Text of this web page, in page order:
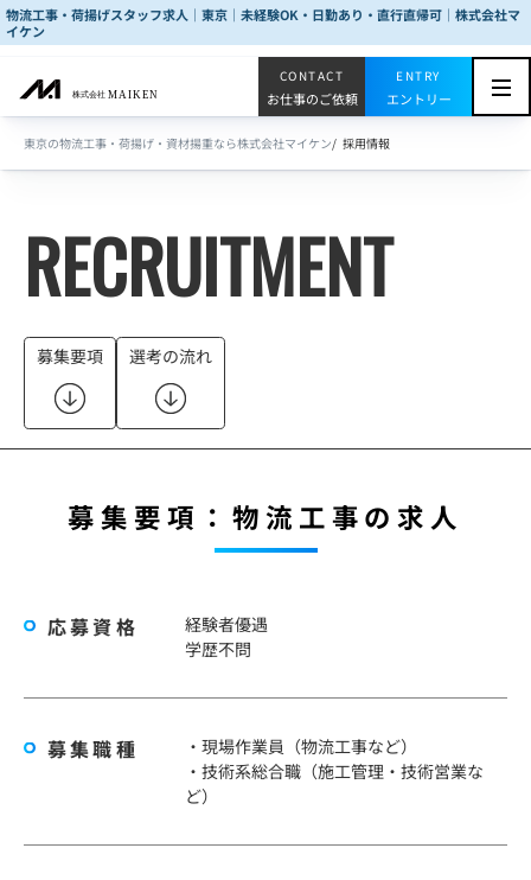
メ
イ
物流工事・荷揚げスタッフ求人｜東京｜未経験OK・日勤あり・直行直帰可｜株式会社マ
イケン
お仕事のご依頼 エントリー
東京の物流工事・荷揚げ・資材揚重なら株式会社マイケン 採用情報
RECRUITMENT
募集要項 選考の流れ
募集要項：物流工事の求人
応募資格
経験者優遇
学歴不問
募集職種
・現場作業員（物流工事など）
・技術系総合職（施工管理・技術営業な
ど）